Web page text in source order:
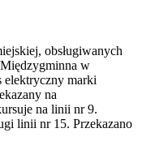
obsługiwanych
w
elektryczny marki
na
na linii nr 9.
linii nr 15. Przekazano